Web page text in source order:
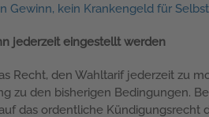
Gewinn, kein Krankengeld für
jederzeit eingestellt werden
Recht, den Wahltarif jederzeit zu
zu den bisherigen Bedingungen.
das ordentliche Kündigungsrecht